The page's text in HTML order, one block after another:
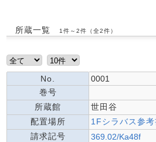
所蔵一覧 1件～2件（全2件）
No.
0001
巻号
所蔵館
世田谷
配置場所
1Fシラバス参考
請求記号
369.02/Ka48f